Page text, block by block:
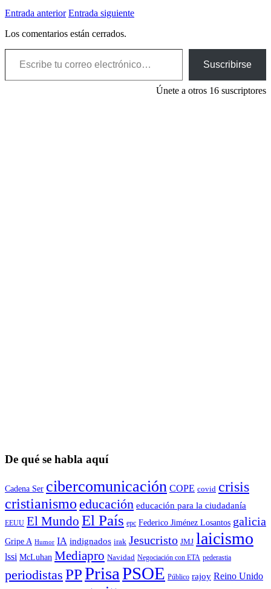
Entrada anterior Entrada siguiente
Los comentarios están cerrados.
Escribe tu correo electrónico…
Suscribirse
Únete a otros 16 suscriptores
De qué se habla aquí
Cadena Ser cibercomunicación COPE covid crisis
cristianismo educación educación para la ciudadaní­a
EEUU El Mundo El País epc Federico Jiménez Losantos galicia
Gripe A Humor IA indignados irak Jesucristo JMJ laicismo
lssi McLuhan Mediapro Navidad Negociación con ETA pederastia
periodistas PPPrisaPSOE Público rajoy Reino Unido